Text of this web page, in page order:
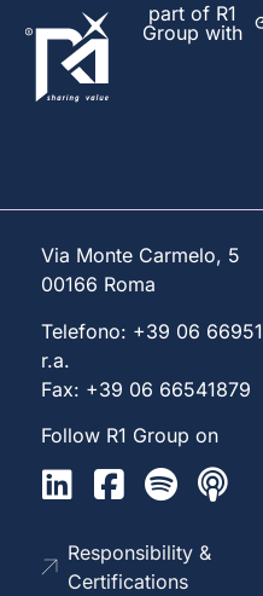
part of R1
Group with
Via Monte Carmelo, 5
00166 Roma
Telefono: +39 06 66951
r.a.
Fax: +39 06 66541879
Follow R1 Group on
Responsibility &
Certifications